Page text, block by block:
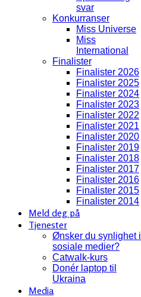
svar
Konkurranser
Miss Universe
Miss
International
Finalister
Finalister 2026
Finalister 2025
Finalister 2024
Finalister 2023
Finalister 2022
Finalister 2021
Finalister 2020
Finalister 2019
Finalister 2018
Finalister 2017
Finalister 2016
Finalister 2015
Finalister 2014
Meld deg på
Tjenester
Ønsker du synlighet i
sosiale medier?
Catwalk-kurs
Donér laptop til
Ukraina
Media